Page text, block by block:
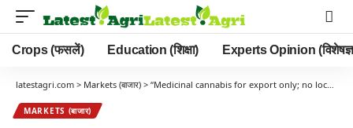
Crops (फसलें) Education (शिक्षा) Experts Opinion (विशेषज्ञ
latestagri.com > Markets (बाजार) > “Medicinal cannabis for export only; no local sales allowed.” | (औषधीय भांग केवल निर्यात के लिए होगी, स्थानीय रूप से बेची या उपयोग नहीं की जाएगी – कामिकामिका )
MARKETS (बाजार)